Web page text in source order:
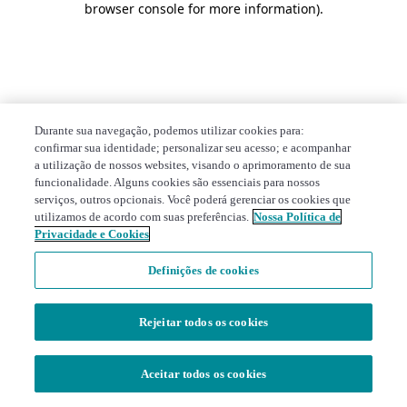
browser console for more information).
Durante sua navegação, podemos utilizar cookies para:
confirmar sua identidade; personalizar seu acesso; e acompanhar
a utilização de nossos websites, visando o aprimoramento de sua
funcionalidade. Alguns cookies são essenciais para nossos
serviços, outros opcionais. Você poderá gerenciar os cookies que
utilizamos de acordo com suas preferências. Nossa Política de
Privacidade e Cookies
Definições de cookies
Rejeitar todos os cookies
Aceitar todos os cookies